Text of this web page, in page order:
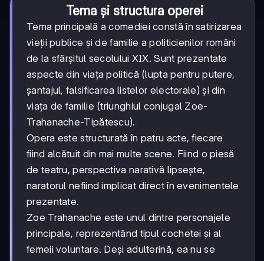
Tema și structura operei
Tema principală a comediei constă în satirizarea
vieții publice și de familie a politicienilor români
de la sfârșitul secolului XIX. Sunt prezentate
aspecte din viața politică (lupta pentru putere,
șantajul, falsificarea listelor electorale) și din
viața de familie (triunghiul conjugal Zoe-
Trahanache-Tipătescu).
Opera este structurată în patru acte, fiecare
fiind alcătuit din mai multe scene. Fiind o piesă
de teatru, perspectiva narativă lipsește,
naratorul nefiind implicat direct în evenimentele
prezentate.
Zoe Trahanache este unul dintre personajele
principale, reprezentând tipul cochetei și al
femeii voluntare. Deși adulterină, ea nu se